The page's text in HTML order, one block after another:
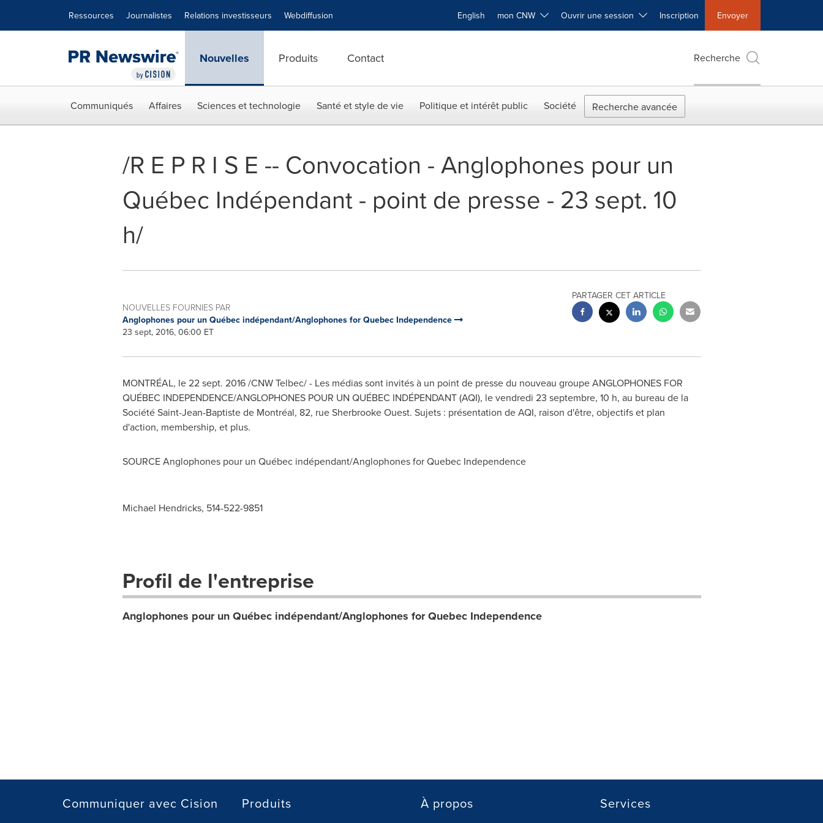
Ressources Journalistes Relations investisseurs Webdiffusion English mon CNW Ouvrir une session Inscription Envoyer
Nouvelles Produits Contact Recherche
Communiqués Affaires Sciences et technologie Santé et style de vie Politique et intérêt public Société Recherche avancée
/R E P R I S E -- Convocation - Anglophones pour un
Québec Indépendant - point de presse - 23 sept. 10
h/
NOUVELLES FOURNIES PAR
Anglophones pour un Québec indépendant/Anglophones for Quebec Independence
23 sept, 2016, 06:00 ET
PARTAGER CET ARTICLE
MONTRÉAL, le22 sept. 2016/CNW Telbec/ - Les médias sont invités à un point de presse du nouveau groupe ANGLOPHONES FOR
QUÉBEC INDEPENDENCE/ANGLOPHONES POUR UN QUÉBEC INDÉPENDANT (AQI), le vendredi 23 septembre, 10 h, au bureau de la
SociétéSaint-Jean-Baptistede Montréal, 82, rue Sherbrooke Ouest. Sujets : présentation de AQI, raison d'être, objectifs et plan
d'action, membership, et plus.
SOURCE Anglophones pour un Québec indépendant/Anglophones for Quebec Independence
Michael Hendricks, 514-522-9851
Profil de l'entreprise
Anglophones pour un Québec indépendant/Anglophones for Quebec Independence
Communiquer avec Cision Produits À propos Services